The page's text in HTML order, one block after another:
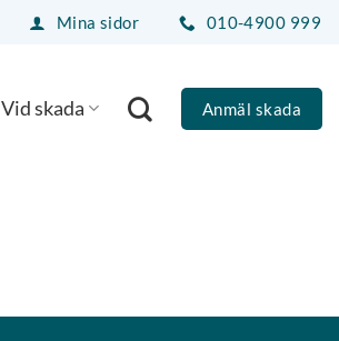
Mina sidor 010-4900 999
Vid skada Anmäl skada